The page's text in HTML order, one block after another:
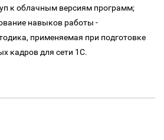
к облачным версиям программ;
навыков работы -
применяемая при подготовке
кадров для сети 1С.